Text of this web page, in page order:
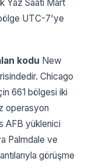
Yaz Saati Mart
UTC-7'ye
kodu New
Chicago
661 bölgesi iki
operasyon
AFB yüklenici
Palmdale ve
görüşme